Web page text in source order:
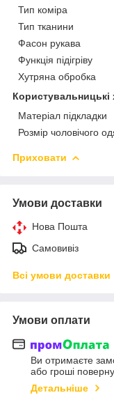
Тип коміра
Тип тканини
Фасон рукава
Функція підігріву
Хутряна обробка
Користувальницькі
Матеріал підкладки
Розмір чоловічого
Приховати
Умови доставки
Нова Пошта
Самовивіз
Всі умови доставки
Умови оплати
Ви отримаєте
або гроші
Детальніше